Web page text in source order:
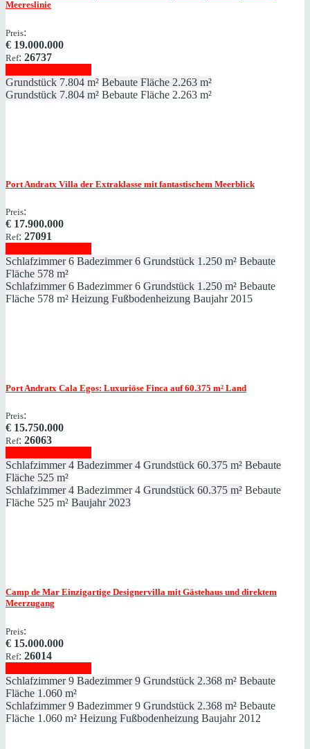
Meereslinie
Preis:
€ 19.000.000
Ref: 26737
Grundstück 7.804 m² Bebaute Fläche 2.263 m²
Grundstück 7.804 m² Bebaute Fläche 2.263 m²
Port Andratx Villa der Extraklasse mit fantastischem Meerblick
Preis:
€ 17.900.000
Ref: 27091
Schlafzimmer 6 Badezimmer 6 Grundstück 1.250 m² Bebaute
Fläche 578 m²
Schlafzimmer 6 Badezimmer 6 Grundstück 1.250 m² Bebaute
Fläche 578 m² Heizung Fußbodenheizung Baujahr 2015
Port Andratx Cala Egos: Luxuriöse Finca auf 60.375 ​​​​​​​m² Land
Preis:
€ 15.750.000
Ref: 26063
Schlafzimmer 4 Badezimmer 4 Grundstück 60.375 m² Bebaute
Fläche 525 m²
Schlafzimmer 4 Badezimmer 4 Grundstück 60.375 m² Bebaute
Fläche 525 m² Baujahr 2023
Camp de Mar Einzigartige Designervilla mit Gästehaus und direktem
Meerzugang
Preis:
€ 15.000.000
Ref: 26014
Schlafzimmer 9 Badezimmer 9 Grundstück 2.368 m² Bebaute
Fläche 1.060 m²
Schlafzimmer 9 Badezimmer 9 Grundstück 2.368 m² Bebaute
Fläche 1.060 m² Heizung Fußbodenheizung Baujahr 2012